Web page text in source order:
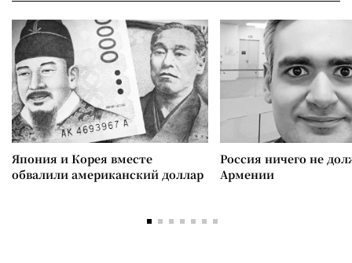
Япония и Корея вместе
обвалили американский доллар
Россия ничего не
Армении